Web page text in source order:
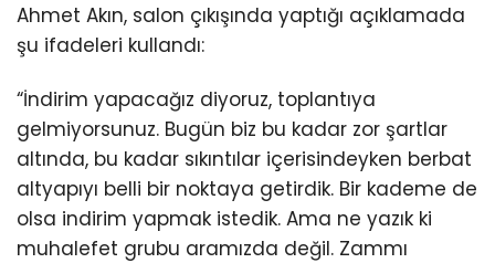
Ahmet Akın, salon çıkışında yaptığı açıklamada
şu ifadeleri kullandı:
“İndirim yapacağız diyoruz, toplantıya
gelmiyorsunuz. Bugün biz bu kadar zor şartlar
altında, bu kadar sıkıntılar içerisindeyken berbat
altyapıyı belli bir noktaya getirdik. Bir kademe de
olsa indirim yapmak istedik. Ama ne yazık ki
muhalefet grubu aramızda değil. Zammı